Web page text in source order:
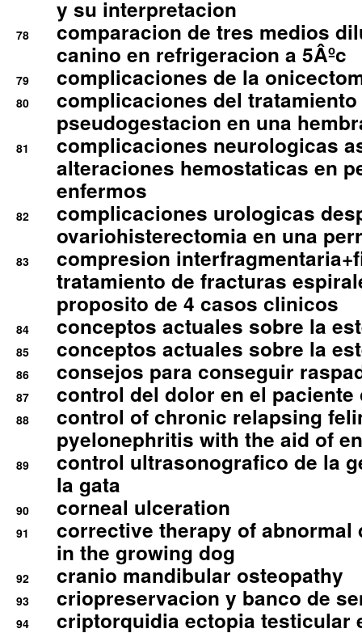
y su interpretacion
78
comparacion de tres medios
canino en refrigeracion a 5Âºc
79 complicaciones de la
80
complicaciones del
pseudogestacion en una
81
complicaciones neurologicas
alteraciones hemostaticas en
enfermos
82
complicaciones urologicas
ovariohisterectomia en una
83
compresion
tratamiento de fracturas
proposito de 4 casos clinicos
84 conceptos actuales sobre la
85 conceptos actuales sobre la
86 consejos para conseguir
87 control del dolor en el
88
control of chronic relapsing
pyelonephritis with the aid of
89
control ultrasonografico de la
la gata
90 corneal ulceration
91
corrective therapy of abnormal
in the growing dog
92 cranio mandibular osteopathy
93 criopreservacion y banco de
94 criptorquidia ectopia testicular